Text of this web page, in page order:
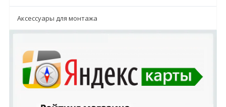
Аксессуары для монтажа